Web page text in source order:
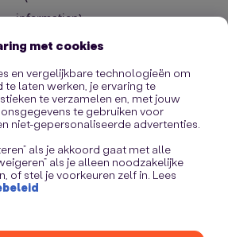
information).
met cookies
en vergelijkbare technologieën om
laten werken, je ervaring te
te verzamelen en, met jouw
te gebruiken voor
niet-gepersonaliseerde advertenties.
als je akkoord gaat met alle
als je alleen noodzakelijke
of stel je voorkeuren zelf in. Lees